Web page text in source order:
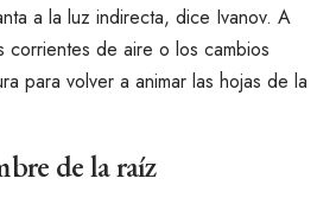
a la luz indirecta, dice Ivanov. A
corrientes de aire o los cambios
para volver a animar las hojas de la
de la raíz